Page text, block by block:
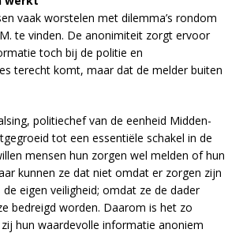
vaak worstelen met dilemma’s rondom
te vinden. De anonimiteit zorgt ervoor
toch bij de politie en
terecht komt, maar dat de melder buiten
politiechef van de eenheid Midden-
tot een essentiële schakel in de
mensen hun zorgen wel melden of hun
kunnen ze dat niet omdat er zorgen zijn
eigen veiligheid; omdat ze de dader
bedreigd worden. Daarom is het zo
hun waardevolle informatie anoniem